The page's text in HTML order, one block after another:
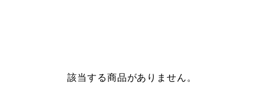
該当する商品がありません。